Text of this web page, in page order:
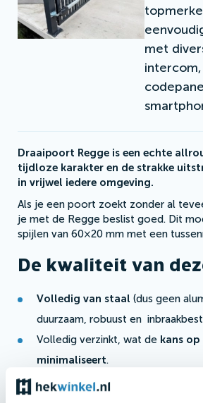
met
Draaipoort Regge is een echte
tijdloze karakter en de strakke
in vrijwel iedere omgeving.
Als je een poort zoekt zonder al
je met de Regge beslist goed. Dit
spijlen van 60×20 mm met een
De kwaliteit van
Volledig van staal (dus geen
duurzaam, robuust en
Volledig verzinkt, wat de kans op
minimaliseert.
Automatiseringsmogelijkheden